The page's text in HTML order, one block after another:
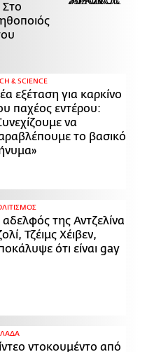
& SCIENCE
εξέταση για καρκίνο
παχέος εντέρου:
να
το βασικό
της Αντζελίνα
Τζέιμς Χέιβεν,
ότι είναι gay
ντοκουμέντο από